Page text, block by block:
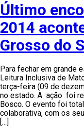
Último
2014
Grosso do
Para fechar em grande
Leitura Inclusiva de
terça-feira (09 de
no estado. A ação foi
Bosco. O evento foi
colaborativa, com os
[…]